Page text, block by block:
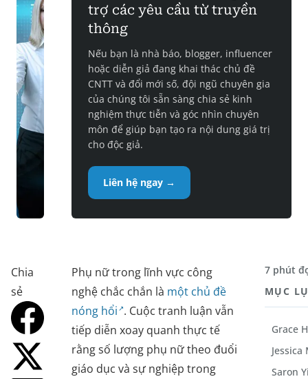
trợ các yêu cầu từ truyền
thông
Nếu bạn là nhà báo, blogger, influencer
hoặc diễn giả đang khai thác chủ đề
CNTT và đổi mới số, đội ngũ chuyên gia
của chúng tôi sẵn sàng chia sẻ kinh
nghiệm thực tiễn và góc nhìn chuyên
môn để giúp bạn tạo ra nội dung giá trị
cho độc giả.
Liên hệ ngay →
Chia
sẻ
Phụ nữ trong lĩnh vực công
nghệ chắc chắn là một chủ đề
nóng hổi . Cuộc tranh luận vẫn
tiếp diễn xoay quanh thực tế
rằng số lượng phụ nữ theo đuổi
giáo dục và sự nghiệp trong
7 phút
MỤC
Grace
Jessica
Saron